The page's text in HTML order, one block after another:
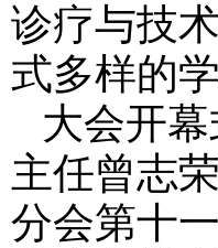
诊疗与技
式多样的
大会开
主任曾志
分会第十